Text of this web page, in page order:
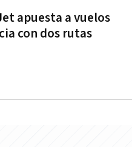
apuesta a vuelos
con dos rutas